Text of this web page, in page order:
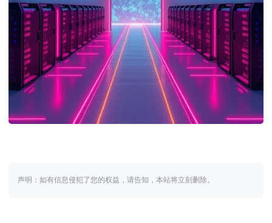
声明：如有信息侵犯了您的权益，请告知，本站将立刻删除。